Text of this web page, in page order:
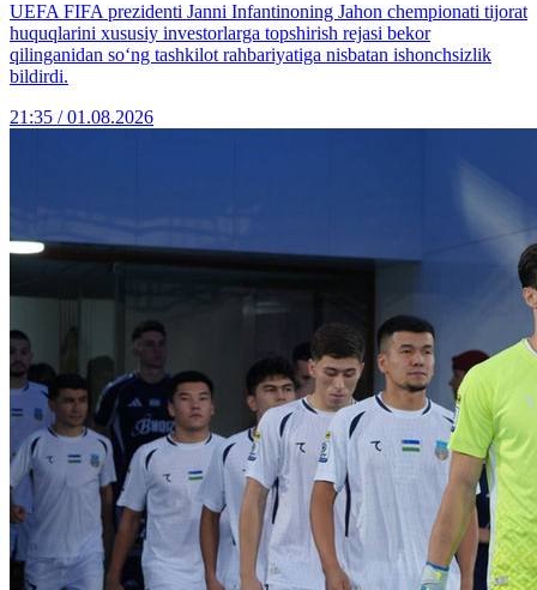
UEFA FIFA prezidenti Janni Infantinoning Jahon chempionati tijorat
huquqlarini xususiy investorlarga topshirish rejasi bekor
qilinganidan so‘ng tashkilot rahbariyatiga nisbatan ishonchsizlik
bildirdi.
21:35 / 01.08.2026